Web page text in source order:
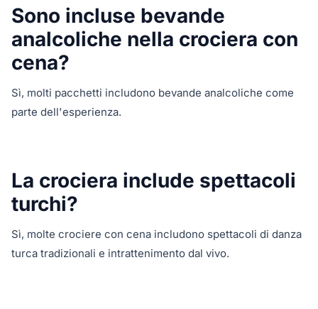
Sono incluse bevande
analcoliche nella crociera con
cena?
Sì, molti pacchetti includono bevande analcoliche come
parte dell'esperienza.
La crociera include spettacoli
turchi?
Sì, molte crociere con cena includono spettacoli di danza
turca tradizionali e intrattenimento dal vivo.